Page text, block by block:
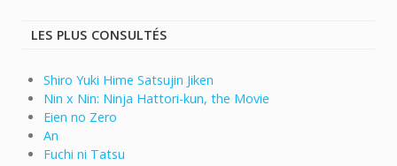
LES PLUS CONSULTÉS
Shiro Yuki Hime Satsujin Jiken
Nin x Nin: Ninja Hattori-kun, the Movie
Eien no Zero
An
Fuchi ni Tatsu